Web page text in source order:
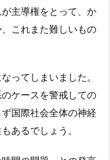
主導権をとって、か
これまた難しいもの
ってしまいました。
ケースを警戒しての
国際社会全体の神経
あるでしょう。